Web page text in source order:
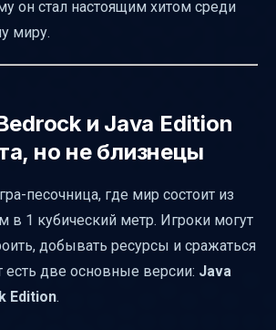
Edition — от Pocket Edition
быстрого доступа в Bedrock
требования и API
Edition в цифрах
и геймплее
песочница с бесконечными
он стал настоящим хитом среди
миру.
и Java Edition
но не близнецы
песочница, где мир состоит из
в 1 кубический метр. Игроки могут
добывать ресурсы и сражаться
две основные версии: Java
Edition.